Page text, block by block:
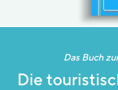
Das Buch
Die